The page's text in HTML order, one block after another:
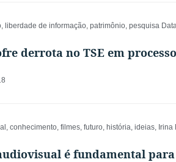
, liberdade de informação, patrimônio, pesquisa
derrota no TSE em
, conhecimento, filmes, futuro, história, ideias, Irina
é fundamental